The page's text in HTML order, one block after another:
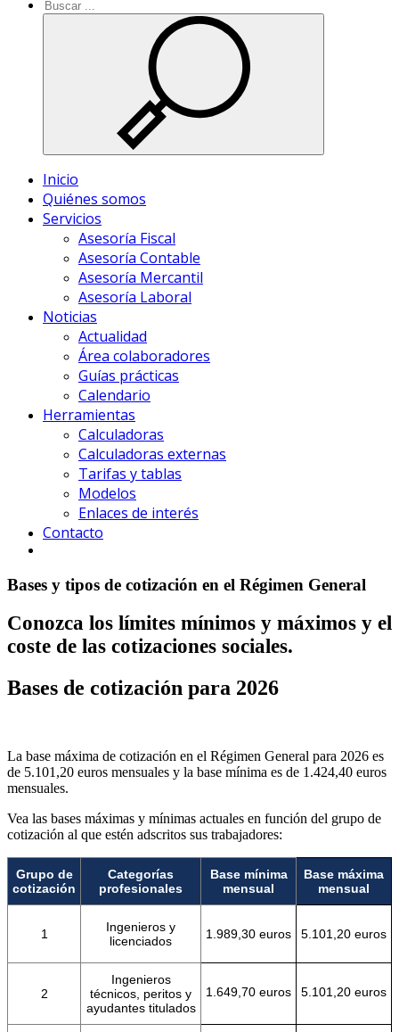
Inicio
Quiénes somos
Servicios
Asesoría Fiscal
Asesoría Contable
Asesoría Mercantil
Asesoría Laboral
Noticias
Actualidad
Área colaboradores
Guías prácticas
Calendario
Herramientas
Calculadoras
Calculadoras externas
Tarifas y tablas
Modelos
Enlaces de interés
Contacto
Bases y tipos de cotización en el Régimen General
Conozca los límites mínimos y máximos y el
coste de las cotizaciones sociales.
Bases de cotización para 2026
La base máxima de cotización en el Régimen General para 2026 es
de 5.101,20 euros mensuales y la base mínima es de 1.424,40 euros
mensuales.
Vea las bases máximas y mínimas actuales en función del grupo de
cotización al que estén adscritos sus trabajadores:
Grupo de
cotización
Categorías
profesionales
Base mínima
mensual
Base máxima
mensual
1
Ingenieros y
licenciados
1.989,30 euros 5.101,20 euros
2
Ingenieros
técnicos, peritos y
ayudantes titulados
1.649,70 euros 5.101,20 euros